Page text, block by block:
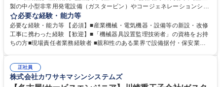
製の中小型非常用発電設備（ガスタービン）やコージェネレーションシス
テムなどの発電設備ビジネスを行う当社にて、導入後のメンテナンス業務
（予防保全・故障修理）をお任せいたします。 【具体的には】 ■整備点検
実務は協力会社に委託し、メンテナンス現場の現場責任者として現場の管
理・お客様との調整・協力会社への指揮・監督業務を担当。 ■定期整備お
※変更の範囲:当社の定める業務 募集職種 【東京/サービスエンジニア/転勤
無】産業用発電設備/川崎重工100%子会社
必要な経験・能力等
必要な経験・能力等 【必須】■産業機械・電気機器・設備等の新設・改修
工事に携わった経験 【歓迎】■「機械器具設置監理技術者」の資格をお持
ちの方■現場責任者業務経験者 ■親和性のある業界で設備据付・保安業務
平均30時間程度です。宿泊出張は月2～3回程度で、ほとんどが1泊のため
働きやすい環境です。 《企業の強み》 川崎重工グループとして、高度な
正社員
株式会社カワサキマシンシステムズ